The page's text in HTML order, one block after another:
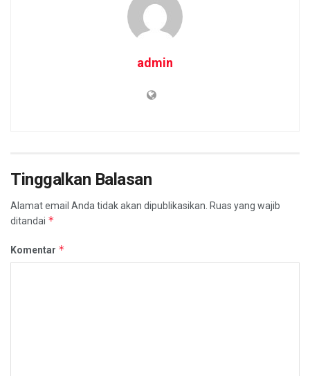
admin
Tinggalkan Balasan
Alamat email Anda tidak akan dipublikasikan. Ruas yang wajib
ditandai *
Komentar *